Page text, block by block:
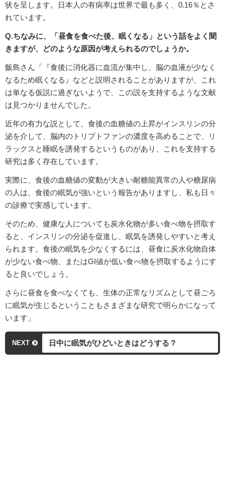
状を呈します。日本人の有病率は世界で最も多く、0.16％とさ
れています。
Q.ちなみに、「昼食を食べた後、眠くなる」という話をよく聞
きますが、どのような原因が考えられるのでしょうか。
飯島さん「『食後に消化器に血流が集中し、脳の血液が少なく
なるため眠くなる』などと説明されることがありますが、これ
は単なる仮説に過ぎないようで、この説を支持するような文献
は見つかりませんでした。
近年の有力な説として、食後の血糖値の上昇がインスリンの分
泌を介して、脳内のトリプトファンの濃度を高めることで、リ
ラックスと睡眠を誘発するというものがあり、これを支持する
研究は多く存在しています。
実際に、食後の血糖値の変動が大きい耐糖能異常の人や糖尿病
の人は、食後の眠気が強いという報告がありますし、私も日々
の診療で実感しています。
そのため、健康な人についても炭水化物が多い食べ物を摂取す
ると、インスリンの分泌を促進し、眠気を誘発しやすいと考え
られます。食後の眠気を少なくするには、昼食に炭水化物自体
が少ない食べ物、またはGI値が低い食べ物を摂取するようにす
ると良いでしょう。
さらに昼食を食べなくても、生体の正常なリズムとして昼ごろ
に眠気が生じるということもさまざまな研究で明らかになって
います」
NEXT 日中に眠気がひどいときはどうする？